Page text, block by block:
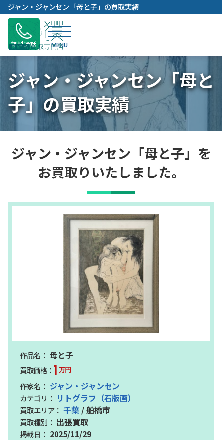
内
容
キ
プ
ジャン・ジャンセン「母と子」の買取実績
無料通話
ジャン・ジャンセン「母と
子」の買取実績
ジャン・ジャンセン「母と子」を
お買取りいたしました。
母と子
1 万円
ジャン・ジャンセン
リトグラフ（石版画）
千葉 / 船橋市
出張買取
2025/11/29